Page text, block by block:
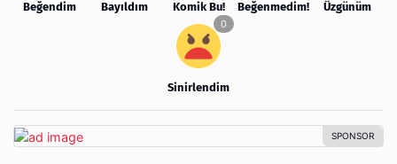
Beğendim Bayıldım Komik Bu! Beğenmedim! Üzgünüm
Sinirlendim